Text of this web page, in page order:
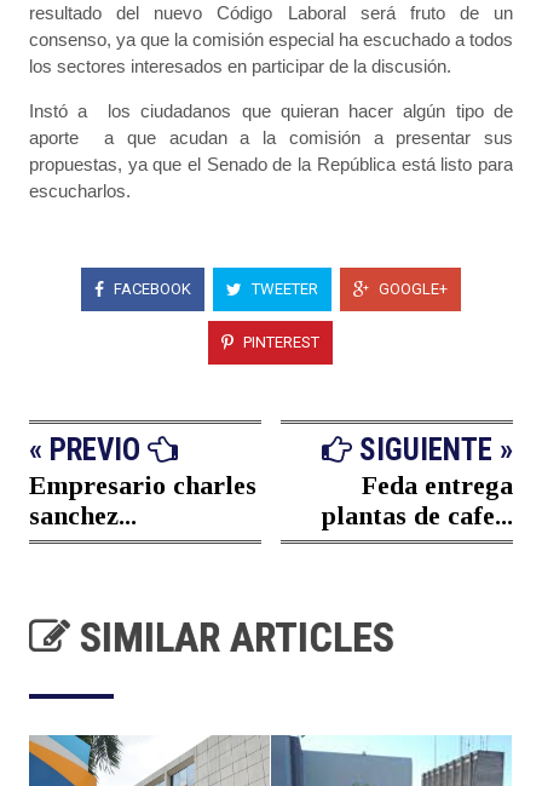
resultado del nuevo Código Laboral será fruto de un
consenso, ya que la comisión especial ha escuchado a todos
los sectores interesados en participar de la discusión.
Instó a los ciudadanos que quieran hacer algún tipo de
aporte a que acudan a la comisión a presentar sus
propuestas, ya que el Senado de la República está listo para
escucharlos.
FACEBOOK TWEETER GOOGLE+
PINTEREST
« PREVIO
Empresario charles
sanchez...
SIGUIENTE »
Feda entrega
plantas de cafe...
SIMILAR ARTICLES